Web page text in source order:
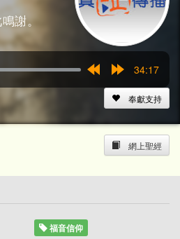
謝。
15s
34:17
奉獻支持
網上聖經
福音信仰